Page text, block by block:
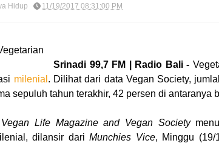
Hidup 11/19/2017 08:31:00 PM
Srinadi 99,7 FM | Radio Bali -
milenial . Dilihat dari data Vegan Society,
sepuluh tahun terakhir, 42 persen di antaranya
Vegan Life Magazine and Vegan Society
dilansir dariMunchies Vice, Minggu (19/